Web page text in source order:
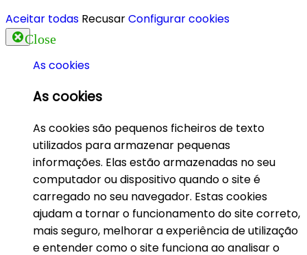
Aceitar todas RecusarConfigurar cookies
Close
As cookies
As cookies
As cookies são pequenos ficheiros de texto
utilizados para armazenar pequenas
informações. Elas estão armazenadas no seu
computador ou dispositivo quando o site é
carregado no seu navegador. Estas cookies
ajudam a tornar o funcionamento do site correto,
mais seguro, melhorar a experiência de utilização
e entender como o site funciona ao analisar o